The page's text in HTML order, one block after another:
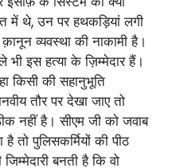
में थे, उन पर हथकड़ियां लगी
व्यवस्था की नाकामी है।
इस हत्या के ज़िम्मेदार हैं।
किसी की सहानुभूति
तौर पर देखा जाए तो
नहीं है। सीएम जी को जवाब
तो पुलिसकर्मियों की पीठ
बनती है कि वो